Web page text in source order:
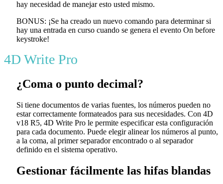
hay necesidad de manejar esto usted mismo.
BONUS: ¡Se ha creado un nuevo comando para determinar si
hay una entrada en curso cuando se genera el evento On before
keystroke!
4D Write Pro
¿Coma o punto decimal?
Si tiene documentos de varias fuentes, los números pueden no
estar correctamente formateados para sus necesidades. Con 4D
v18 R5, 4D Write Pro le permite especificar esta configuración
para cada documento. Puede elegir alinear los números al punto,
a la coma, al primer separador encontrado o al separador
definido en el sistema operativo.
Gestionar fácilmente las hifas blandas